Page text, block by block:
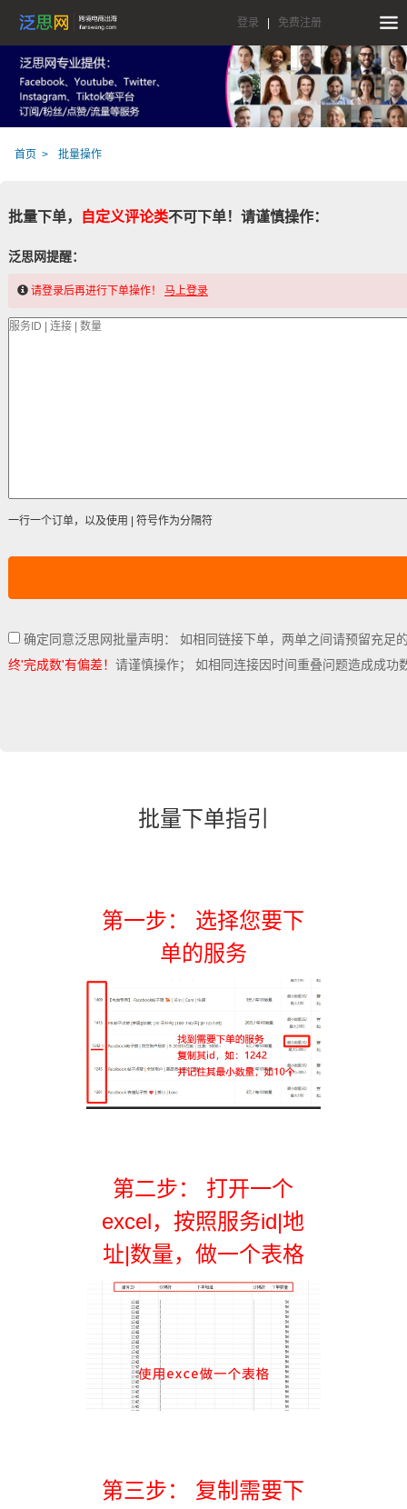
登录 免费注册
首页 批量操作
批量下单， 自定义评论类不可下单！请谨慎操作：
泛思网提醒：
请登录后再进行下单操作！ 马上登录
一行一个订单，以及使用 | 符号作为分隔符
确定同意泛思网批量声明： 如相同链接下单，两单之间请预留充
终'完成数'有偏差！ 请谨慎操作； 如相同连接因时间重叠问题造成成
批量下单指引
第一步： 选择您要下
单的服务
第二步： 打开一个
excel，按照服务id|地
址|数量，做一个表格
第三步： 复制需要下